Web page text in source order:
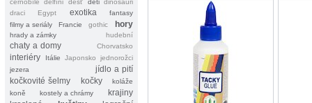
černobílé
delfíni déšť děti dinosauři
draci
Egypt exotika
fantasy
filmy a seriály
Francie gothic hory
hrady a zámky hudební
chaty a domy Chorvatsko
interiéry Itálie Japonsko
jednorožci
jezera
jídlo a pití
kočkovité šelmy
kočky
koláže
koně
kostely a chrámy
krajiny